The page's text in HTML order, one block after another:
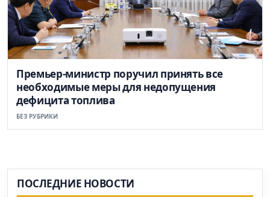
Премьер-министр поручил принять все
необходимые меры для недопущения
дефицита топлива
БЕЗ РУБРИКИ
ПОСЛЕДНИЕ НОВОСТИ